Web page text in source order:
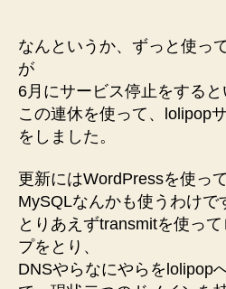
ー
引
越
し
なんというか、ずっと使っ
が
6月にサービス停止をすると
この連休を使って、lolipop
をしました。
更新にはWordPressを使って
MySQLなんかも使うわけで
とりあえずtransmitを使っ
プをとり、
DNSやらなにやらをlolipop